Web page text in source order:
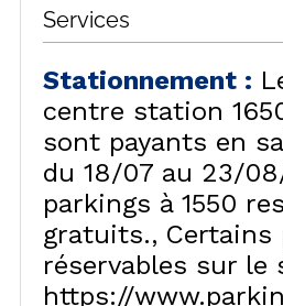
Services
Stationnement :
centre station
sont payants en
du 18/07 au 23/
parkings à 1550
gratuits.
Certains
réservables sur le
https://